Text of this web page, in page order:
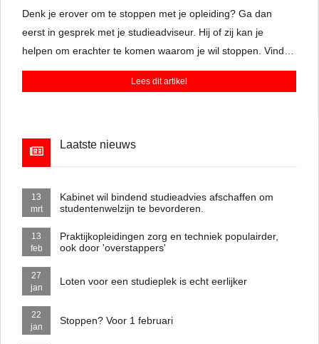
Denk je erover om te stoppen met je opleiding? Ga dan
eerst in gesprek met je studieadviseur. Hij of zij kan je
helpen om erachter te komen waarom je wil stoppen. Vind je
de vakken niet leuk? Of past het niveau toch niet bij je?
Misschien is er een oplossing te vinden binnen de opleiding
Lees dit artikel
Laatste nieuws
Kabinet wil bindend studieadvies afschaffen om
studentenwelzijn te bevorderen.
13
mrt
Praktijkopleidingen zorg en techniek populairder,
ook door 'overstappers'
13
feb
Loten voor een studieplek is echt eerlijker
27
jan
Stoppen? Voor 1 februari
22
jan